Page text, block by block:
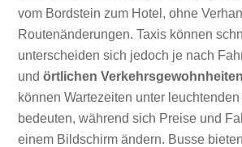
vom Bordstein zum Hotel, ohne
Routenänderungen. Taxis können
unterscheiden sich jedoch je nach
undörtlichen Verkehrsgewohnheiten
können Wartezeiten unter
bedeuten, während sich Preise und
einem Bildschirm ändern. Busse